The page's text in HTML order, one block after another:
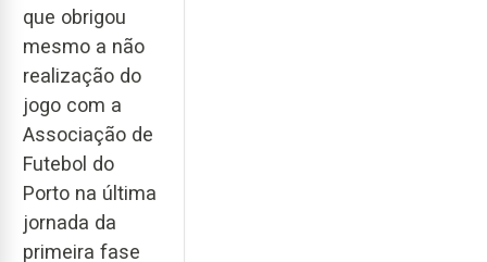
que obrigou
mesmo a não
realização do
jogo com a
Associação de
Futebol do
Porto na última
jornada da
primeira fase